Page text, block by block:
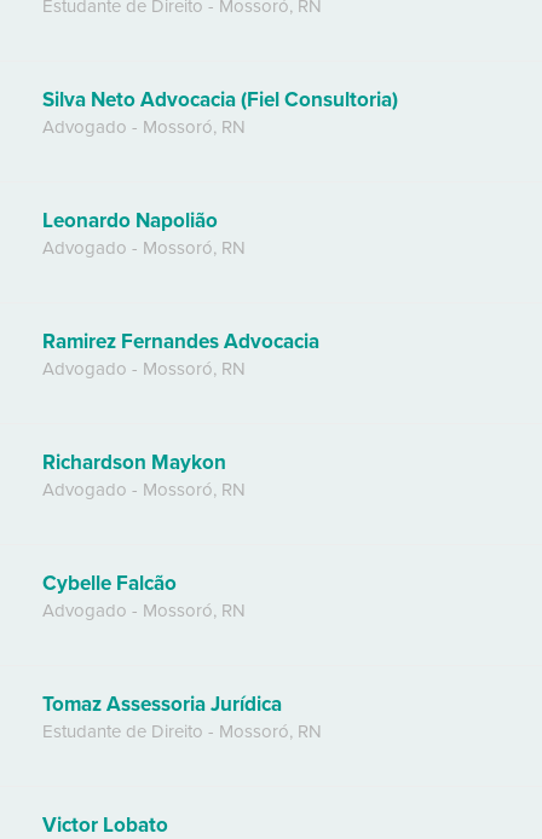
Estudante de Direito - Mossoró, RN
Silva Neto Advocacia (Fiel Consultoria)
Advogado - Mossoró, RN
Leonardo Napolião
Advogado - Mossoró, RN
Ramirez Fernandes Advocacia
Advogado - Mossoró, RN
Richardson Maykon
Advogado - Mossoró, RN
Cybelle Falcão
Advogado - Mossoró, RN
Tomaz Assessoria Jurídica
Estudante de Direito - Mossoró, RN
Victor Lobato